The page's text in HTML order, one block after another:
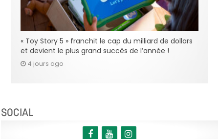
« Toy Story 5 » franchit le cap du milliard de dollars
et devient le plus grand succès de l’année !
4 jours ago
SOCIAL